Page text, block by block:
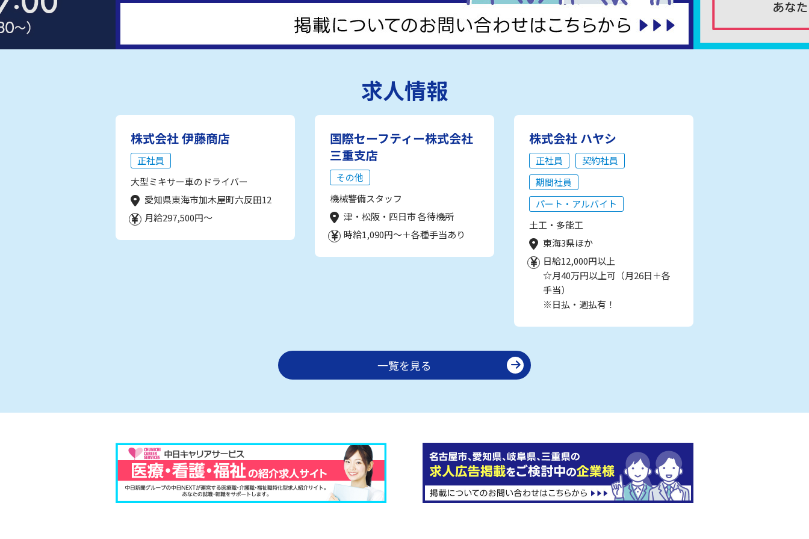
求人情報
株式会社 伊藤商店
正社員
大型ミキサー車のドライバー
愛知県東海市加木屋町六反田12
月給297,500円～
国際セーフティー株式会社
三重支店
その他
機械警備スタッフ
津・松阪・四日市 各待機所
時給1,090円～＋各種手当あり
株式会社 ハヤシ
正社員
契約社員
期間社員
パート・アルバイト
土工・多能工
東海3県ほか
日給12,000円以上
☆月40万円以上可（月26日＋各
手当）
※日払・週払有！
一覧を見る